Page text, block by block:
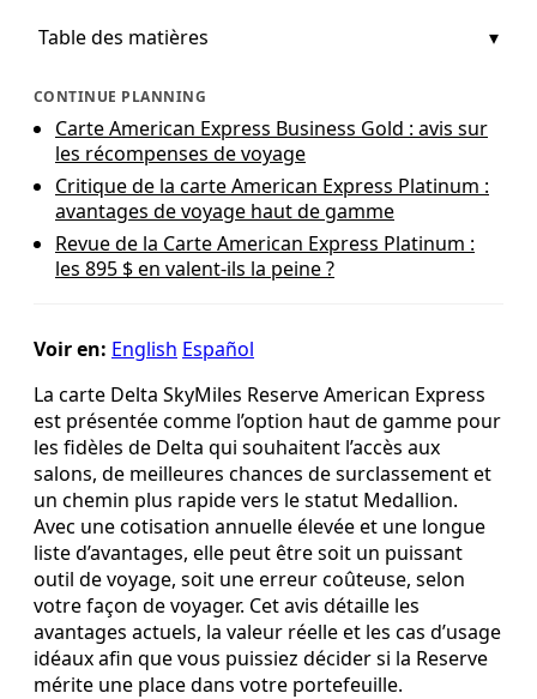
Table des matières
CONTINUE PLANNING
Carte American Express Business Gold : avis sur
les récompenses de voyage
Critique de la carte American Express Platinum :
avantages de voyage haut de gamme
Revue de la Carte American Express Platinum :
les 895 $ en valent‑ils la peine ?
Voir en: English Español
La carte Delta SkyMiles Reserve American Express
est présentée comme l’option haut de gamme pour
les fidèles de Delta qui souhaitent l’accès aux
salons, de meilleures chances de surclassement et
un chemin plus rapide vers le statut Medallion.
Avec une cotisation annuelle élevée et une longue
liste d’avantages, elle peut être soit un puissant
outil de voyage, soit une erreur coûteuse, selon
votre façon de voyager. Cet avis détaille les
avantages actuels, la valeur réelle et les cas d’usage
idéaux afin que vous puissiez décider si la Reserve
mérite une place dans votre portefeuille.